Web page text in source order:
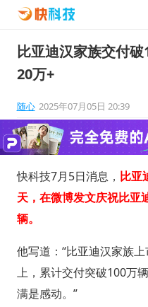
比亚迪汉家族交付
20万+
随心 2025年07月05日 20:39
快科技7月5日消息， 比亚
天，在微博发文庆祝比亚
辆。
他写道：“比亚迪汉家族
上，累计交付突破100万
满是感动。”